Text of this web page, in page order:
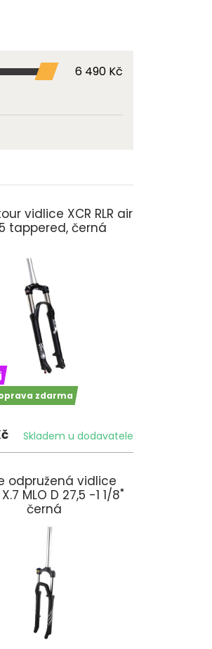
6 490 Kč
vidlice XCR RLR air
tappered, černá
zdarma
Skladem u dodavatele
odpružená vidlice
MLO D 27,5 -1 1/8"
černá